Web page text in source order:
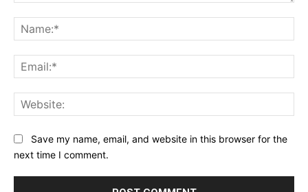
Save my name, email, and website in this browser for the
next time I comment.